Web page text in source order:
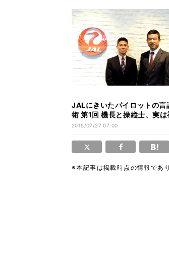
JALにきいたパイロットの言
術 第1回 機長と操縦士、実は
面同士でフライト
2015/07/27 07:00
※本記事は掲載時点の情報であ